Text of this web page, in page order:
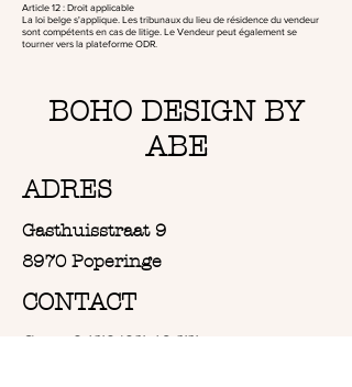
Article 12 : Droit applicable
La loi belge s'applique. Les tribunaux du lieu de résidence du vendeur
sont compétents en cas de litige. Le Vendeur peut également se
tourner vers la plateforme ODR.
BOHO DESIGN BY
ABE
ADRES
Gasthuisstraat 9
8970 Poperinge
CONTACT
Gsm: 0470/07.49.77